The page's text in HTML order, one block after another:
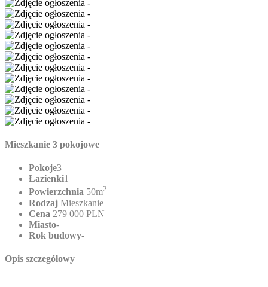
Mieszkanie 3 pokojowe
Pokoje3
Łazienki1
Powierzchnia 50m2
Rodzaj Mieszkanie
Cena 279 000 PLN
Miasto-
Rok budowy-
Opis szczegółowy